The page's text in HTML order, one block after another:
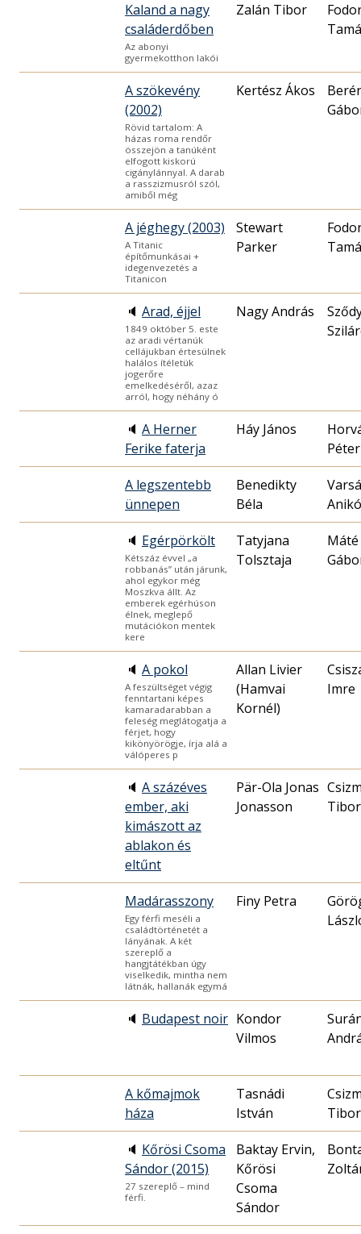
Kaland a nagy
családerdőben
Az abonyi
gyermekotthon lakói
Zalán Tibor
A szökevény
(2002)
Rövid tartalom: A
házas roma rendőr
összejön a tanúként
elfogott kiskorú
cigánylánnyal. A darab
a rasszizmusról szól,
amiből még
Kertész Ákos
A jéghegy (2003)
A Titanic
építőmunkásai +
idegenvezetés a
Titanicon
Stewart
Parker
🔈 Arad, éjjel
1849 október 5. este
az aradi vértanúk
cellájukban értesülnek
halálos ítéletük
jogerőre
emelkedéséről, azaz
arról, hogy néhány ó
Nagy András
🔈 A Herner
Ferike faterja
Háy János
Péter
A legszentebb
ünnepen
Benedikty
Béla
Anikó
🔈 Egérpörkölt
Kétszáz évvel „a
robbanás” után járunk,
ahol egykor még
Moszkva állt. Az
emberek egérhúson
élnek, meglepő
mutációkon mentek
kere
Tatyjana
Tolsztaja
Máté
🔈 A pokol
A feszültséget végig
fenntartani képes
kamaradarabban a
feleség meglátogatja a
férjet, hogy
kikönyörögje, írja alá a
válóperes p
Allan Livier
(Hamvai
Kornél)
Imre
🔈 A százéves
ember, aki
kimászott az
ablakon és
eltűnt
Pär-Ola Jonas
Jonasson
Tibor
Madárasszony
Egy férfi meséli a
családtörténetét a
lányának. A két
szereplő a
hangjtátékban úgy
viselkedik, mintha nem
látnák, hallanák egymá
Finy Petra
🔈 Budapest noir Kondor
Vilmos
A kőmajmok
háza
Tasnádi
István
Tibor
🔈 Kőrösi Csoma
Sándor (2015)
27 szereplő – mind
férfi.
Baktay Ervin,
Kőrösi
Csoma
Sándor